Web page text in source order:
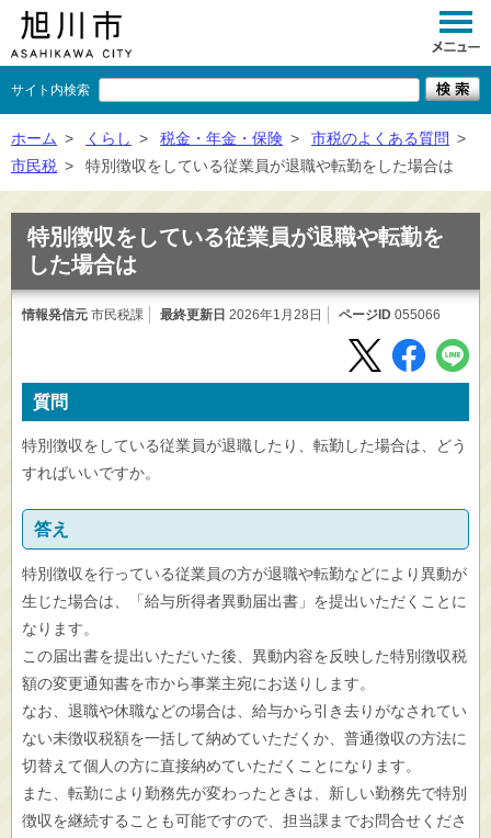
サイト内検索
くらし
観光
施設一覧
ホーム > くらし > 税金・年金・保険 > 市税のよくある質問 >
市民税 > 特別徴収をしている従業員が退職や転勤をした場合は
特別徴収をしている従業員が退職や転勤を
した場合は
情報発信元 市民税課 最終更新日 2026年1月28日 ページID 055066
質問
特別徴収をしている従業員が退職したり、転勤した場合は、どう
すればいいですか。
答え
特別徴収を行っている従業員の方が退職や転勤などにより異動が
生じた場合は、「給与所得者異動届出書」を提出いただくことに
なります。
この届出書を提出いただいた後、異動内容を反映した特別徴収税
額の変更通知書を市から事業主宛にお送りします。
なお、退職や休職などの場合は、給与から引き去りがなされてい
ない未徴収税額を一括して納めていただくか、普通徴収の方法に
切替えて個人の方に直接納めていただくことになります。
また、転勤により勤務先が変わったときは、新しい勤務先で特別
徴収を継続することも可能ですので、担当課までお問合せくださ